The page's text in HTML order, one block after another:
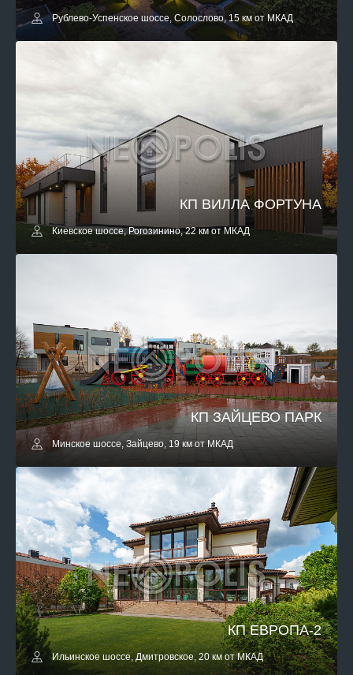
Рублево-Успенское шоссе, Солослово, 15 км от МКАД
КП ВИЛЛА ФОРТУНА
Киевское шоссе, Рогозинино, 22 км от МКАД
КП ЗАЙЦЕВО ПАРК
Минское шоссе, Зайцево, 19 км от МКАД
КП ЕВРОПА-2
Ильинское шоссе, Дмитровское, 20 км от МКАД